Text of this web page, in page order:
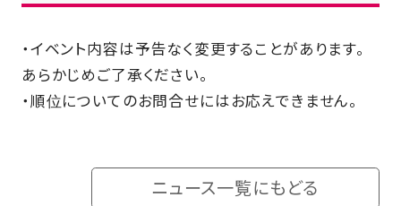
・イベント内容は予告なく変更することがあります。
あらかじめご了承ください。
・順位についてのお問合せにはお応えできません。
ニュース一覧にもどる